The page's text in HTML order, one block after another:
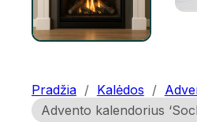
Pradžia / Kalėdos /
Advento kalendorius